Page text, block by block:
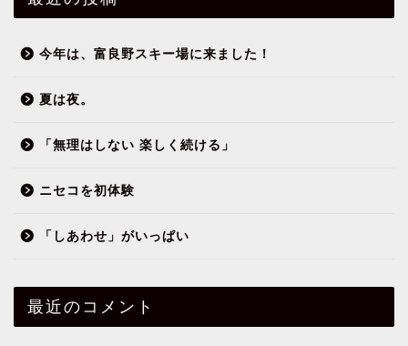
今年は、富良野スキー場に来ました！
夏は夜。
「無理はしない 楽しく続ける」
ニセコを初体験
「しあわせ」がいっぱい
最近のコメント